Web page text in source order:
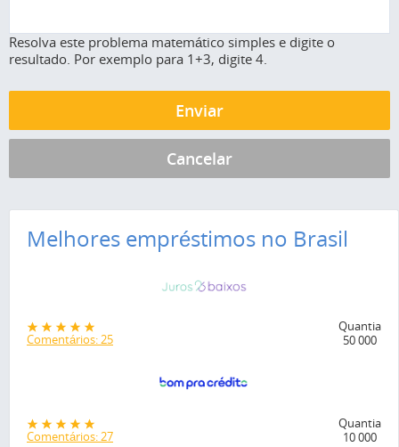
Resolva este problema matemático simples e digite o
resultado. Por exemplo para 1+3, digite 4.
Melhores empréstimos no Brasil
Comentários: 25
Quantia
50 000
Comentários: 27
Quantia
10 000